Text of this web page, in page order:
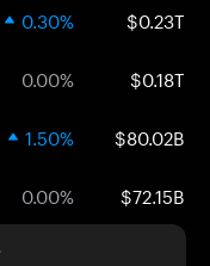
0.30% $0.23T
0.00% $0.18T
1.50% $80.02B
0.00% $72.15B